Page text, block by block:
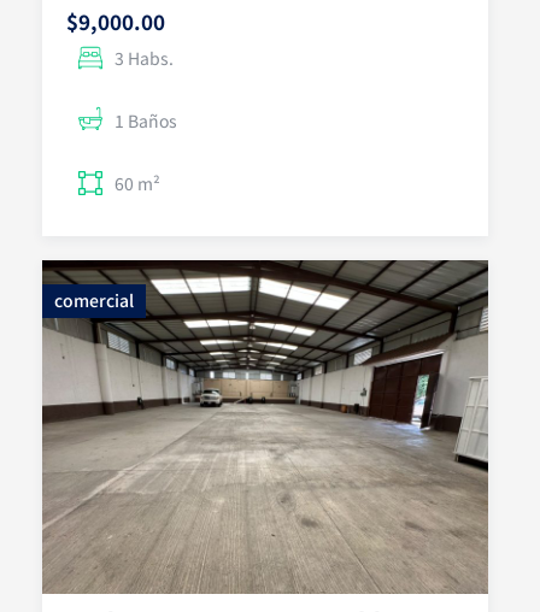
$9,000.00
3 Habs.
1 Baños
60 m²
comercial